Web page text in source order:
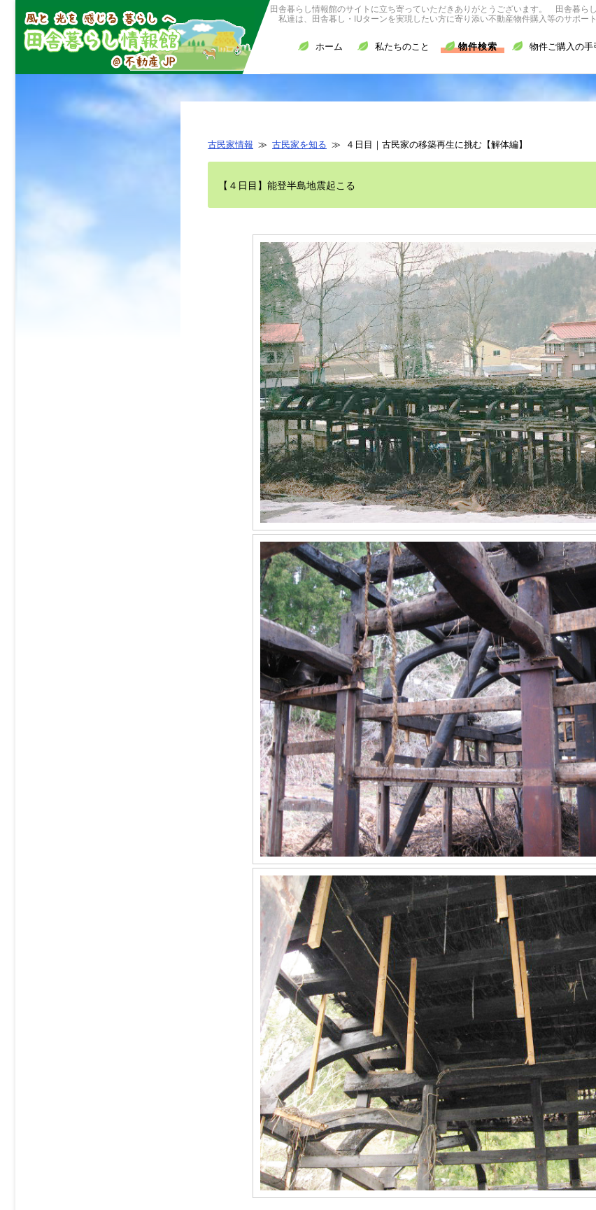
田舎暮らし情報館のサイトに立ち寄っていただきありがとうございます。 田舎暮ら
私達は、田舎暮し・IUターンを実現したい方に寄り添い不動産物件購入等のサポー
ホーム 私たちのこと 物件検索 物件ご購入の手
古民家情報 ≫ 古民家を知る ≫ ４日目｜古民家の移築再生に挑む【解体編】
【４日目】能登半島地震起こる